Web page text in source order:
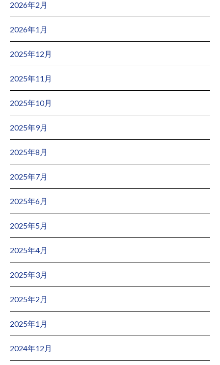
2026年2月
2026年1月
2025年12月
2025年11月
2025年10月
2025年9月
2025年8月
2025年7月
2025年6月
2025年5月
2025年4月
2025年3月
2025年2月
2025年1月
2024年12月